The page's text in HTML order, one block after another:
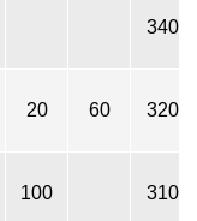
340
20 60 320
100 310